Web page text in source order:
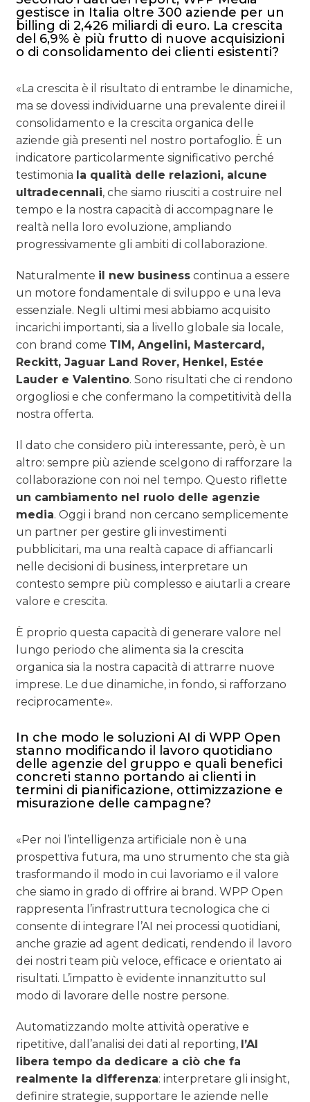
gestisce in Italia oltre 300 aziende per un
billing di 2,426 miliardi di euro. La crescita
del 6,9% è più frutto di nuove acquisizioni
o di consolidamento dei clienti esistenti?
«La crescita è il risultato di entrambe le dinamiche,
ma se dovessi individuarne una prevalente direi il
consolidamento e la crescita organica delle
aziende già presenti nel nostro portafoglio. È un
indicatore particolarmente significativo perché
testimonia la qualità delle relazioni, alcune
ultradecennali, che siamo riusciti a costruire nel
tempo e la nostra capacità di accompagnare le
realtà nella loro evoluzione, ampliando
progressivamente gli ambiti di collaborazione.
Naturalmente il new business continua a essere
un motore fondamentale di sviluppo e una leva
essenziale. Negli ultimi mesi abbiamo acquisito
incarichi importanti, sia a livello globale sia locale,
con brand come TIM, Angelini, Mastercard,
Reckitt, Jaguar Land Rover, Henkel, Estée
Lauder e Valentino. Sono risultati che ci rendono
orgogliosi e che confermano la competitività della
nostra offerta.
Il dato che considero più interessante, però, è un
altro: sempre più aziende scelgono di rafforzare la
collaborazione con noi nel tempo. Questo riflette
un cambiamento nel ruolo delle agenzie
media. Oggi i brand non cercano semplicemente
un partner per gestire gli investimenti
pubblicitari, ma una realtà capace di affiancarli
nelle decisioni di business, interpretare un
contesto sempre più complesso e aiutarli a creare
valore e crescita.
È proprio questa capacità di generare valore nel
lungo periodo che alimenta sia la crescita
organica sia la nostra capacità di attrarre nuove
imprese. Le due dinamiche, in fondo, si rafforzano
reciprocamente».
In che modo le soluzioni AI di WPP Open
stanno modificando il lavoro quotidiano
delle agenzie del gruppo e quali benefici
concreti stanno portando ai clienti in
termini di pianificazione, ottimizzazione e
misurazione delle campagne?
«Per noi l’intelligenza artificiale non è una
prospettiva futura, ma uno strumento che sta già
trasformando il modo in cui lavoriamo e il valore
che siamo in grado di offrire ai brand. WPP Open
rappresenta l’infrastruttura tecnologica che ci
consente di integrare l’AI nei processi quotidiani,
anche grazie ad agent dedicati, rendendo il lavoro
dei nostri team più veloce, efficace e orientato ai
risultati. L’impatto è evidente innanzitutto sul
modo di lavorare delle nostre persone.
Automatizzando molte attività operative e
ripetitive, dall’analisi dei dati al reporting, l’AI
libera tempo da dedicare a ciò che fa
realmente la differenza: interpretare gli insight,
definire strategie, supportare le aziende nelle